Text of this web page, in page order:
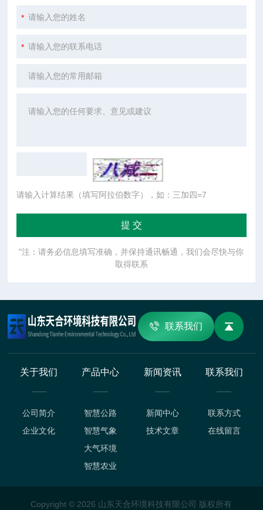
请输入计算结果（填写阿拉伯数字），如：三加四=7
"注：请务必信息填写准确，并保持通讯畅通，我们会尽快与你
取得联系
联系我们
关于我们
公司简介
企业文化
产品中心
智慧公路
智慧气象
大气环境
智慧农业
新闻资讯
新闻中心
技术文章
联系我们
联系方式
在线留言
Copyright © 2026 山东天合环境科技有限公司 版权所有